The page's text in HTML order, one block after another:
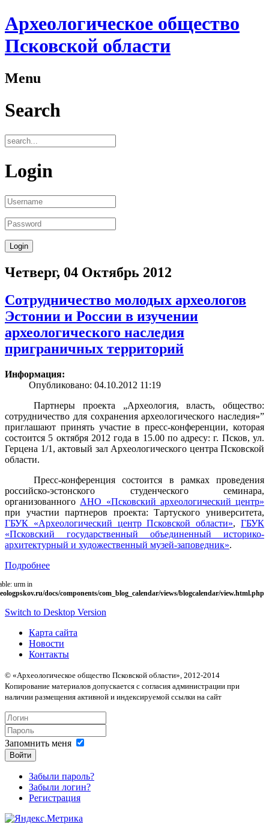
Археологическое общество
Псковской области
Menu
Search
Login
Четверг, 04 Октябрь 2012
Сотрудничество молодых археологов
Эстонии и России в изучении
археологического наследия
приграничных территорий
Информация:
Опубликовано: 04.10.2012 11:19
Партнеры проекта „Археология, власть, общество:
сотрудничество для сохранения археологического наследия»”
приглашают принять участие в пресс-конференции, которая
состоится 5 октября 2012 года в 15.00 по адресу: г. Псков, ул.
Герцена 1/1, актовый зал Археологического центра Псковской
области.
Пресс-конференция состоится в рамках проведения
российско-эстонского студенческого семинара,
организованного АНО «Псковский археологический центр»
при участии партнеров проекта: Тартуского университета,
ГБУК «Археологический центр Псковской области»,ГБУК
«Псковский государственный объединенный историко-
архитектурный и художественный музей-заповедник».
Подробнее
urm in
docs/components/com_blog_calendar/views/blogcalendar/view.html.php
Switch to Desktop Version
Карта сайта
Новости
Контакты
© «Археологическое общество Псковской области», 2012-2014
Копирование материалов допускается с согласия администрации при
наличии размещения активной и индексируемой ссылки на сайт
Запомнить меня
Войти
Забыли пароль?
Забыли логин?
Регистрация